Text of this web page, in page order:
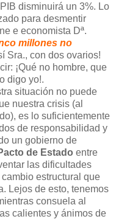
disminuirá un 3%. Lo
para desmentir
e economista Dª.
millones no
Sra., con dos ovarios!
¡Qué no hombre, que
digo yo!.
situación no puede
nuestra crisis (al
es lo suficientemente
de responsabilidad y
un gobierno de
de Estado entre
las dificultades
estructural que
Lejos de esto, tenemos
consuela al
calientes y ánimos de